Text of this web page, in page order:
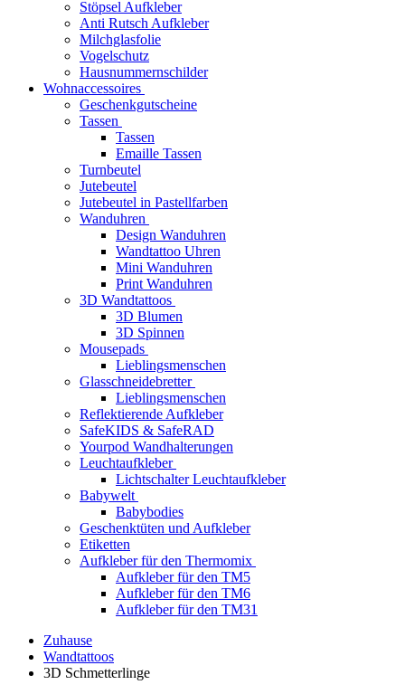
Stöpsel Aufkleber
Anti Rutsch Aufkleber
Milchglasfolie
Vogelschutz
Hausnummernschilder
Wohnaccessoires
Geschenkgutscheine
Tassen
Tassen
Emaille Tassen
Turnbeutel
Jutebeutel
Jutebeutel in Pastellfarben
Wanduhren
Design Wanduhren
Wandtattoo Uhren
Mini Wanduhren
Print Wanduhren
3D Wandtattoos
3D Blumen
3D Spinnen
Mousepads
Lieblingsmenschen
Glasschneidebretter
Lieblingsmenschen
Reflektierende Aufkleber
SafeKIDS & SafeRAD
Yourpod Wandhalterungen
Leuchtaufkleber
Lichtschalter Leuchtaufkleber
Babywelt
Babybodies
Geschenktüten und Aufkleber
Etiketten
Aufkleber für den Thermomix
Aufkleber für den TM5
Aufkleber für den TM6
Aufkleber für den TM31
Zuhause
Wandtattoos
3D Schmetterlinge